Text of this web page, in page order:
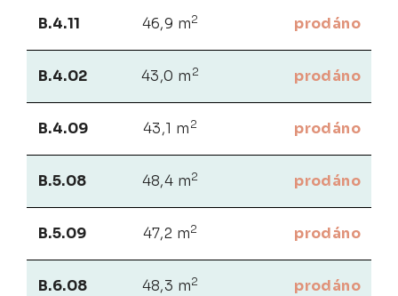
B.4.11 46,9 m2 prodáno
B.4.02 43,0 m 2 prodáno
B.4.09 43,1 m 2 prodáno
B.5.08 48,4 m2 prodáno
B.5.09 47,2 m2 prodáno
B.6.08 48,3 m2 prodáno